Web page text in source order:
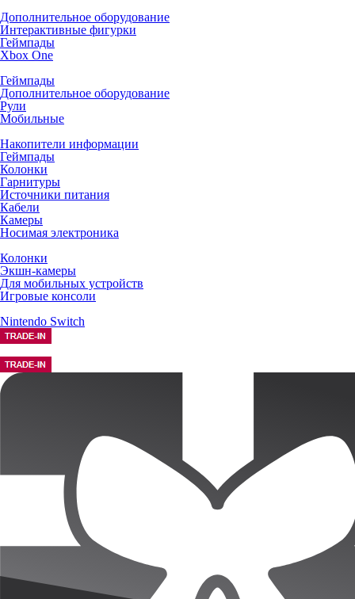
Дополнительное оборудование
Интерактивные фигурки
Геймпады
Xbox One
Геймпады
Дополнительное оборудование
Рули
Мобильные
Накопители информации
Геймпады
Колонки
Гарнитуры
Источники питания
Кабели
Камеры
Носимая электроника
Колонки
Экшн-камеры
Для мобильных устройств
Игровые консоли
Nintendo Switch